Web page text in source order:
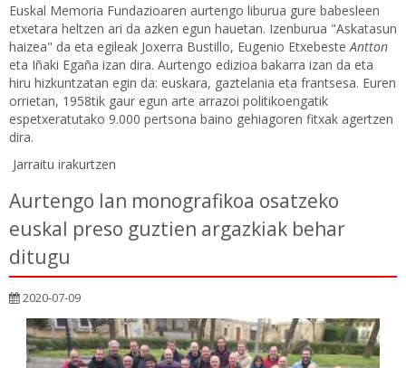
Euskal Memoria Fundazioaren aurtengo liburua gure babesleen
etxetara heltzen ari da azken egun hauetan. Izenburua "Askatasun
haizea" da eta egileak Joxerra Bustillo, Eugenio EtxebesteAntton
eta Iñaki Egaña izan dira. Aurtengo edizioa bakarra izan da eta
hiru hizkuntzatan egin da: euskara, gaztelania eta frantsesa. Euren
orrietan, 1958tik gaur egun arte arrazoi politikoengatik
espetxeratutako 9.000 pertsona baino gehiagoren fitxak agertzen
dira.
Jarraitu irakurtzen
Aurtengo lan monografikoa osatzeko
euskal preso guztien argazkiak behar
ditugu
2020-07-09